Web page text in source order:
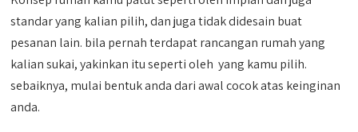
standar yang kalian pilih, dan juga tidak didesain buat
pesanan lain. bila pernah terdapat rancangan rumah yang
kalian sukai, yakinkan itu seperti oleh yang kamu pilih.
sebaiknya, mulai bentuk anda dari awal cocok atas keinginan
anda.